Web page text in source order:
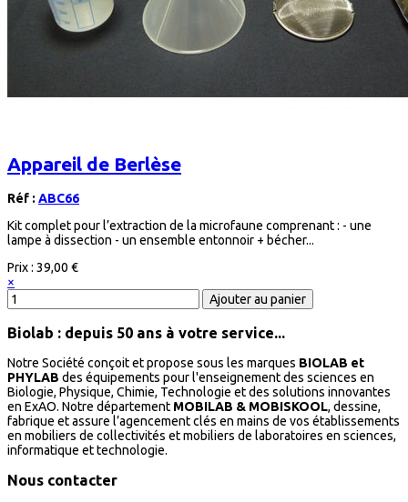
Appareil de Berlèse
Réf : ABC66
Kit complet pour l’extraction de la microfaune comprenant : - une
lampe à dissection - un ensemble entonnoir + bécher...
Prix : 39,00 €
×
Biolab : depuis 50 ans à votre service...
Notre Société conçoit et propose sous les marques BIOLAB et
PHYLAB des équipements pour l'enseignement des sciences en
Biologie, Physique, Chimie, Technologie et des solutions innovantes
en ExAO. Notre département MOBILAB & MOBISKOOL, dessine,
fabrique et assure l’agencement clés en mains de vos établissements
en mobiliers de collectivités et mobiliers de laboratoires en sciences,
informatique et technologie.
Nous contacter